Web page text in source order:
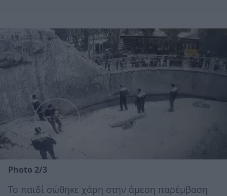
Photo 2/3
Το παιδί σώθηκε χάρη στην άμεση παρέμβαση